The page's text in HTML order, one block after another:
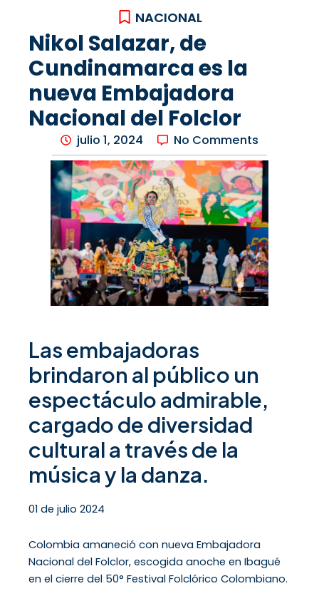
NACIONAL
Nikol Salazar, de
Cundinamarca es la
nueva Embajadora
Nacional del Folclor
julio 1, 2024 No Comments
Las embajadoras
brindaron al público un
espectáculo admirable,
cargado de diversidad
cultural a través de la
música y la danza.
01 de julio 2024
Colombia amaneció con nueva Embajadora
Nacional del Folclor, escogida anoche en Ibagué
en el cierre del 50° Festival Folclórico Colombiano.